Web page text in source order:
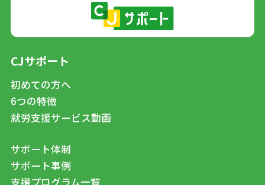
CJサポート
初めての方へ
6つの特徴
就労支援サービス動画
サポート体制
サポート事例